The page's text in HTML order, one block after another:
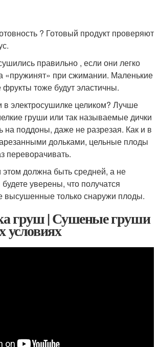
? Готовый продукт проверяют
правильно , если они легко
«пружинят» при сжимании. Маленькие
тоже будут эластичны.
в электросушилке целиком? Лучше
груши или так называемые дички
на поддоны, даже не разрезая. Как и в
дольками, цельные плоды
переворачивать.
должна быть средней, а не
уверены, что получатся
высушенные только снаружи плоды.
груш | Сушеные груши